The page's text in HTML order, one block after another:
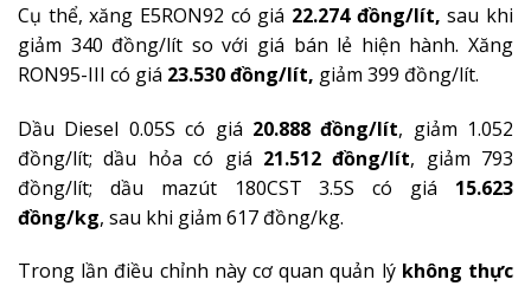
Cụ thể, xăng E5RON92 có giá 22.274 đồng/lít, sau khi
giảm 340 đồng/lít so với giá bán lẻ hiện hành. Xăng
RON95-III có giá 23.530 đồng/lít, giảm 399 đồng/lít.
Dầu Diesel 0.05S có giá 20.888 đồng/lít, giảm 1.052
đồng/lít; dầu hỏa có giá 21.512 đồng/lít, giảm 793
đồng/lít; dầu mazút 180CST 3.5S có giá 15.623
đồng/kg, sau khi giảm 617 đồng/kg.
Trong lần điều chỉnh này cơ quan quản lý không thực